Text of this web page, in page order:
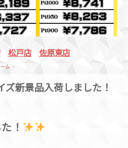
松戸店 佐原東店
ム
ズ新景品入荷しました！
！